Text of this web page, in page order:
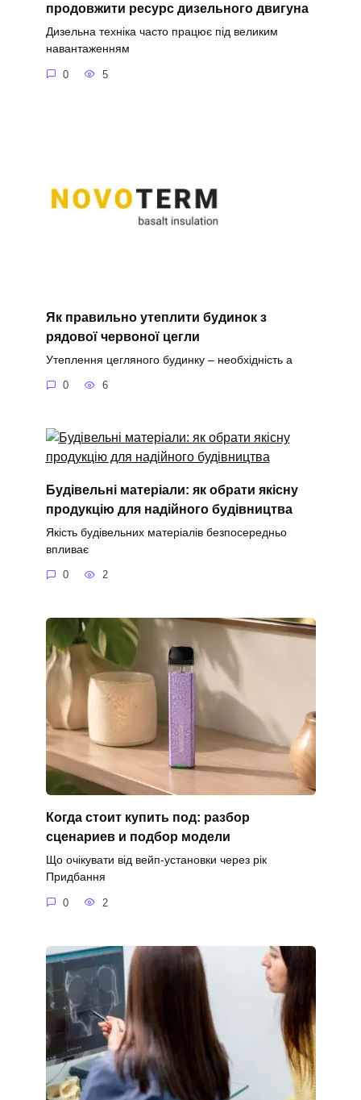
продовжити ресурс дизельного двигуна
Дизельна техніка часто працює під великим
навантаженням
0 5
Як правильно утеплити будинок з
рядової червоної цегли
Утеплення цегляного будинку – необхідність а
0 6
Будівельні матеріали: як обрати якісну
продукцію для надійного будівництва
Якість будівельних матеріалів безпосередньо
впливає
0 2
Когда стоит купить под: разбор
сценариев и подбор модели
Що очікувати від вейп-установки через рік
Придбання
0 2